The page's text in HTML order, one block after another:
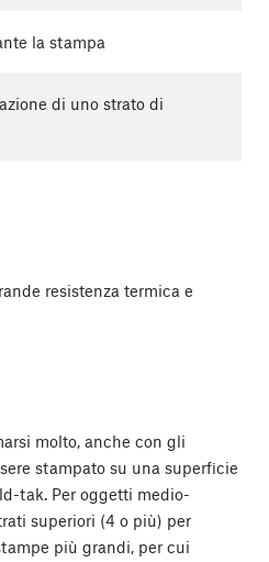
la stampa
di uno strato di
resistenza termica e
molto, anche con gli
stampato su una superficie
tak. Per oggetti medio-
superiori (4 o più) per
più grandi, per cui